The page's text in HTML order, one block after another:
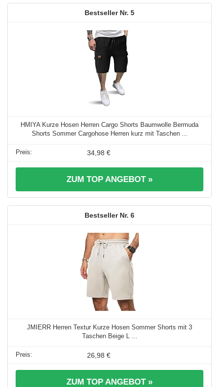
5
HMIYA Kurze Hosen Herren Cargo Shorts Baumwolle Bermuda
Shorts Sommer Cargohose Herren kurz mit Taschen ...
34,98 €
ZUM TOP ANGEBOT »
6
JMIERR Herren Textur Kurze Hosen Sommer Shorts mit 3
Taschen Beige L ...
26,98 €
ZUM TOP ANGEBOT »